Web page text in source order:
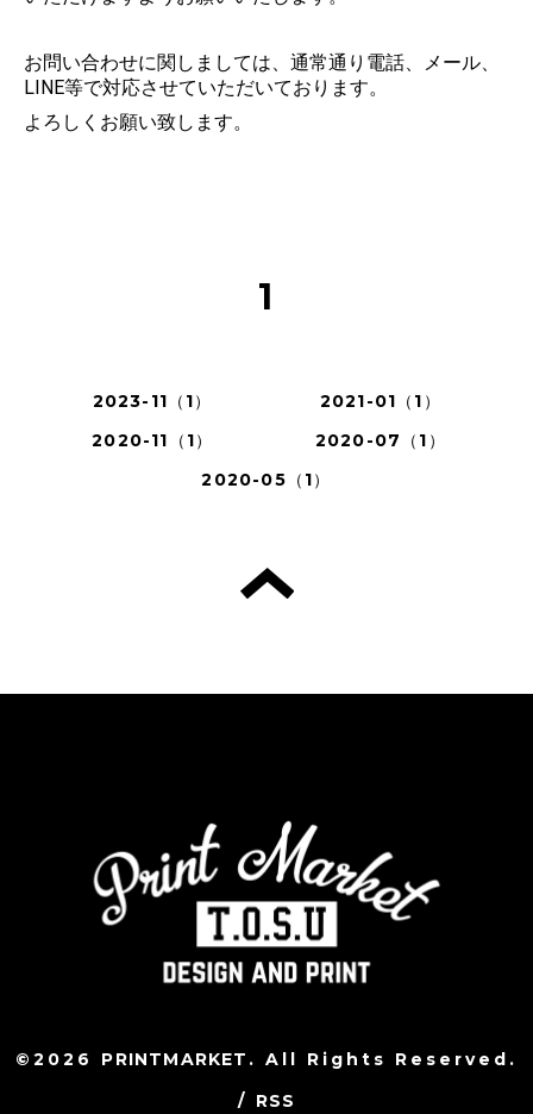
お問い合わせに関しましては、通常通り電話、メール、
LINE等で対応させていただいております。
よろしくお願い致します。
1
2023-11（1）
2021-01（1）
2020-11（1）
2020-07（1）
2020-05（1）
©2026 PRINTMARKET . All Rights Reserved.
/ RSS